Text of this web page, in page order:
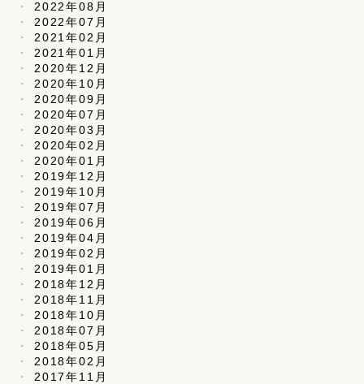
2022年08月
2022年07月
2021年02月
2021年01月
2020年12月
2020年10月
2020年09月
2020年07月
2020年03月
2020年02月
2020年01月
2019年12月
2019年10月
2019年07月
2019年06月
2019年04月
2019年02月
2019年01月
2018年12月
2018年11月
2018年10月
2018年07月
2018年05月
2018年02月
2017年11月